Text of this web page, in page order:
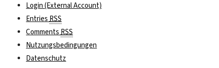
Login (External Account)
EntriesRSS
CommentsRSS
Nutzungsbedingungen
Datenschutz